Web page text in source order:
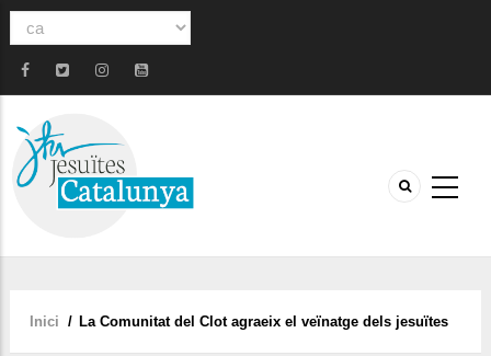
Select
language
Fil
Inici / La Comunitat del Clot agraeix el veïnatge dels jesuïtes